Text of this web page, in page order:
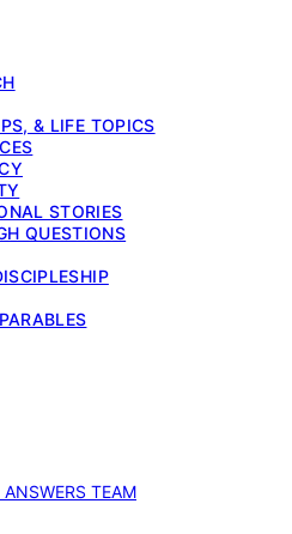
& LIFE TOPICS
STORIES
QUESTIONS
TEAM